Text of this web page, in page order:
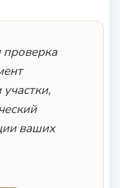
проверка
ваших